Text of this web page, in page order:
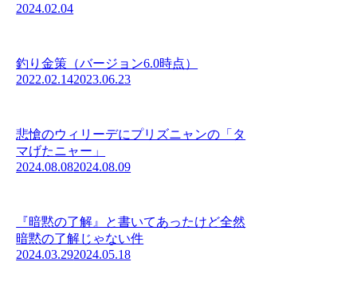
2024.02.04
釣り金策（バージョン6.0時点）
2022.02.142023.06.23
悲愴のウィリーデにプリズニャンの「タ
マげたニャー」
2024.08.082024.08.09
『暗黙の了解』と書いてあったけど全然
暗黙の了解じゃない件
2024.03.292024.05.18